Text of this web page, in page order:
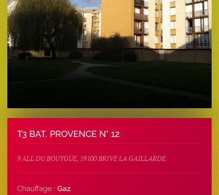
T3 BAT. PROVENCE N° 12
9 ALL DU BOUYGUE, 19100 BRIVE LA GAILLARDE
Chauffage : Gaz